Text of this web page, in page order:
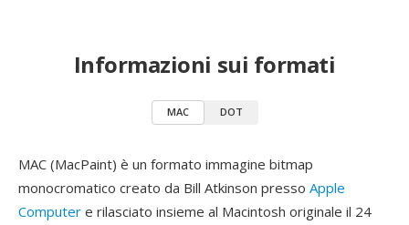
Informazioni sui formati
MAC DOT
MAC (MacPaint) è un formato immagine bitmap
monocromatico creato da Bill Atkinson presso Apple
Computer e rilasciato insieme al Macintosh originale il 24